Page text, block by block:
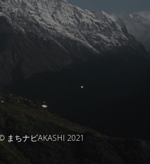
まちナビAKASHI 2021